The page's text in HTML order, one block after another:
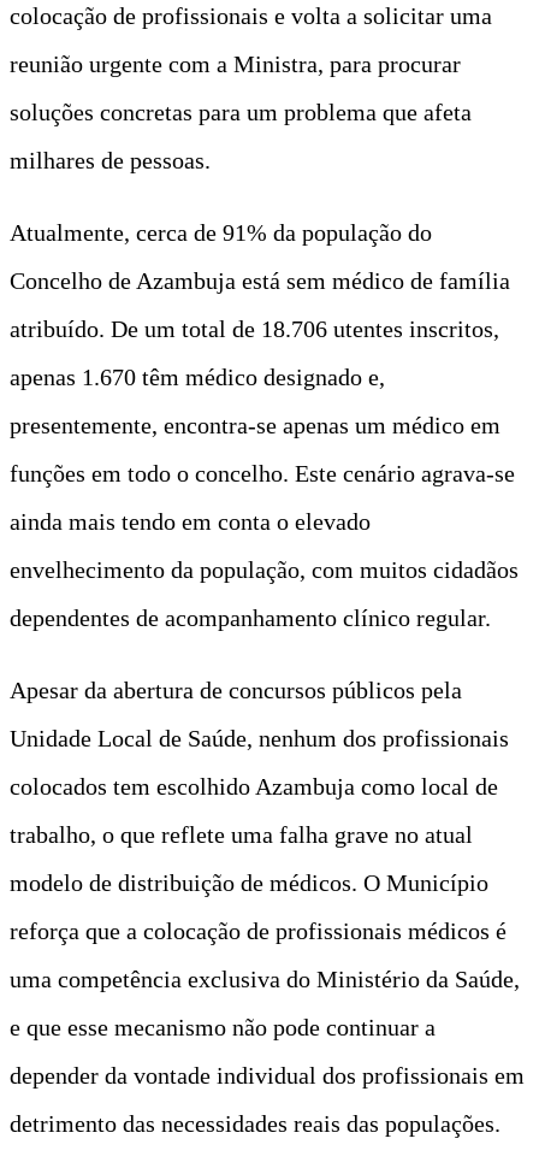
colocação de profissionais e volta a solicitar uma
reunião urgente com a Ministra, para procurar
soluções concretas para um problema que afeta
milhares de pessoas.
Atualmente, cerca de 91% da população do
Concelho de Azambuja está sem médico de família
atribuído. De um total de 18.706 utentes inscritos,
apenas 1.670 têm médico designado e,
presentemente, encontra-se apenas um médico em
funções em todo o concelho. Este cenário agrava-se
ainda mais tendo em conta o elevado
envelhecimento da população, com muitos cidadãos
dependentes de acompanhamento clínico regular.
Apesar da abertura de concursos públicos pela
Unidade Local de Saúde, nenhum dos profissionais
colocados tem escolhido Azambuja como local de
trabalho, o que reflete uma falha grave no atual
modelo de distribuição de médicos. O Município
reforça que a colocação de profissionais médicos é
uma competência exclusiva do Ministério da Saúde,
e que esse mecanismo não pode continuar a
depender da vontade individual dos profissionais em
detrimento das necessidades reais das populações.